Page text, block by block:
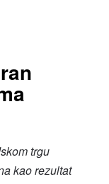
trgu
kao rezultat